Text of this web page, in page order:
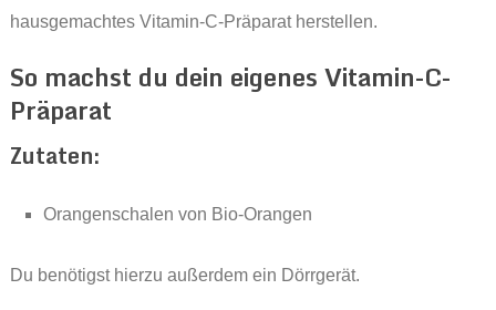
hausgemachtes Vitamin-C-Präparat herstellen.
So machst du dein eigenes Vitamin-C-
Präparat
Zutaten:
Orangenschalen von Bio-Orangen
Du benötigst hierzu außerdem ein Dörrgerät.